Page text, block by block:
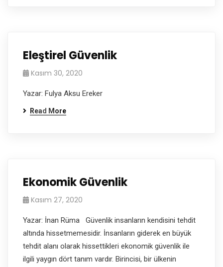
Eleştirel Güvenlik
Kasım 30, 2020
Yazar: Fulya Aksu Ereker
Read More
Ekonomik Güvenlik
Kasım 27, 2020
Yazar: İnan Rüma Güvenlik insanların kendisini tehdit
altında hissetmemesidir. İnsanların giderek en büyük
tehdit alanı olarak hissettikleri ekonomik güvenlik ile
ilgili yaygın dört tanım vardır. Birincisi, bir ülkenin